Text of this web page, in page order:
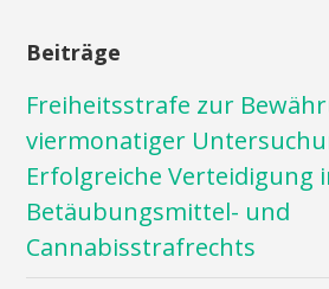
Beiträge
Freiheitsstrafe zur
viermonatiger
Erfolgreiche Verteidigung
Betäubungsmittel- und
Cannabisstrafrechts